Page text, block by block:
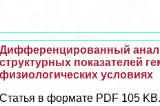
Дифференцированный
структурных показателей
физиологических условиях
Статья в формате PDF 105